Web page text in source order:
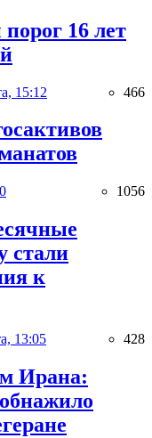
16 лет
15:12 466
1056
стали
к
13:05 428
Ирана: